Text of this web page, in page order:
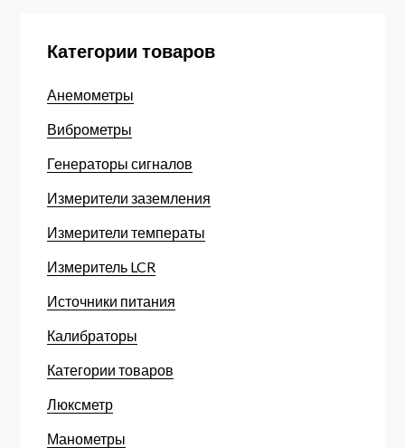
Категории товаров
Анемометры
Виброметры
Генераторы сигналов
Измерители заземления
Измерители температы
Измеритель LCR
Источники питания
Калибраторы
Категории товаров
Люксметр
Манометры